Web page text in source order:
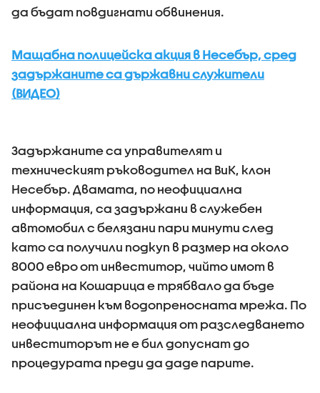
да бъдат повдигнати обвинения.
Мащабна полицейска акция в Несебър, сред
задържаните са държавни служители
(ВИДЕО)
Задържаните са управителят и
техническият ръководител на ВиК, клон
Несебър. Двамата, по неофициална
информация, са задържани в служебен
автомобил с белязани пари минути след
като са получили подкуп в размер на около
8000 евро от инвеститор, чийто имот в
района на Кошарица е трябвало да бъде
присъединен към водопреносната мрежа. По
неофициална информация от разследването
инвеститорът не е бил допуснат до
процедурата преди да даде парите.